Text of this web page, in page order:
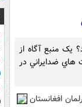
يک منبع آگاه از
هاي ضدايراني در
افغانستان